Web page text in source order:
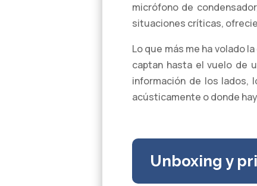
micrófono de
situaciones críticas,
Lo que más me ha volado
captan hasta el vuelo de
información de los lados,
acústicamente o donde
Unboxing y